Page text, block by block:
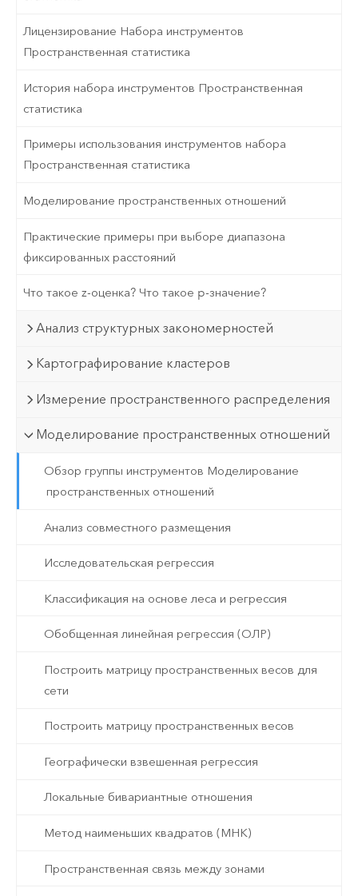
Лицензирование Набора инструментов
Пространственная статистика
История набора инструментов Пространственная
статистика
Примеры использования инструментов набора
Пространственная статистика
Моделирование пространственных отношений
Практические примеры при выборе диапазона
фиксированных расстояний
Что такое z-оценка? Что такое p-значение?
Анализ структурных закономерностей
Картографирование кластеров
Измерение пространственного распределения
Моделирование пространственных отношений
Обзор группы инструментов Моделирование
пространственных отношений
Анализ совместного размещения
Исследовательская регрессия
Классификация на основе леса и регрессия
Обобщенная линейная регрессия (ОЛР)
Построить матрицу пространственных весов для
сети
Построить матрицу пространственных весов
Географически взвешенная регрессия
Локальные бивариантные отношения
Метод наименьших квадратов (МНК)
Пространственная связь между зонами